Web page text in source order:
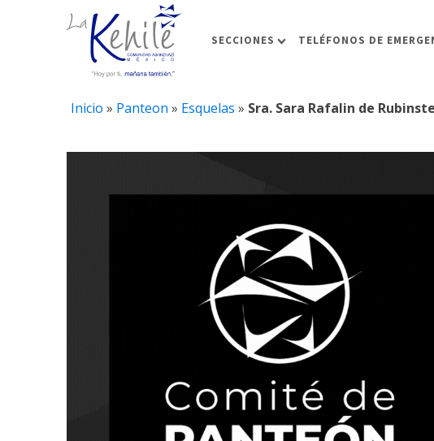
SECCIONES TELÉFONOS DE
Inicio » Panteon » Esquelas » Sra. Sara Rafalin de